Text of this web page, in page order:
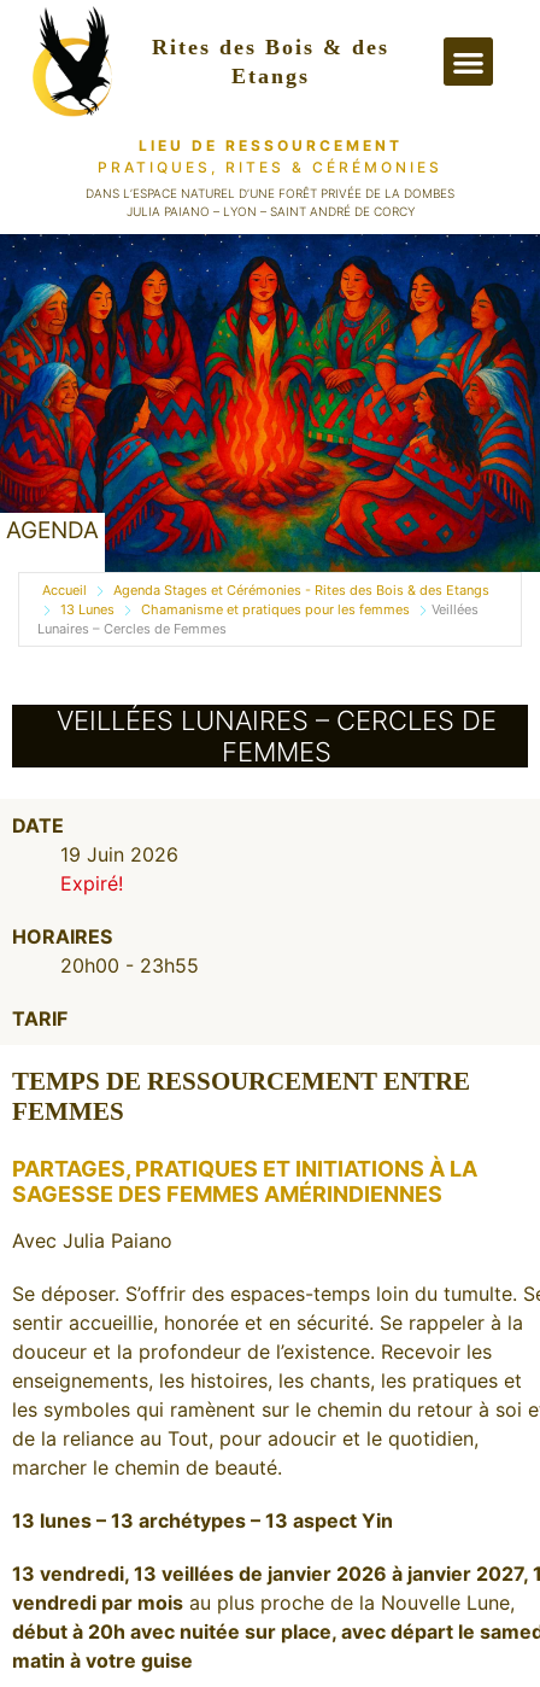
Rites des Bois & des
Etangs
LIEU DE RESSOURCEMENT
PRATIQUES, RITES & CÉRÉMONIES
DANS L’ESPACE NATUREL D’UNE FORÊT PRIVÉE DE LA DOMBES
JULIA PAIANO – LYON – SAINT ANDRÉ DE CORCY
AGENDA
Accueil
Agenda Stages et Cérémonies - Rites des Bois & des Etangs
13 Lunes
Chamanisme et pratiques pour les femmes
Veillées
Lunaires – Cercles de Femmes
VEILLÉES LUNAIRES – CERCLES DE
FEMMES
DATE
19 Juin 2026
Expiré!
HORAIRES
20h00 - 23h55
TARIF
TEMPS DE RESSOURCEMENT ENTRE
FEMMES
PARTAGES, PRATIQUES ET INITIATIONS À LA
SAGESSE DES FEMMES AMÉRINDIENNES
Avec Julia Paiano
Se déposer. S’offrir des espaces-temps loin du tumulte.
sentir accueillie, honorée et en sécurité. Se rappeler à la
douceur et la profondeur de l’existence. Recevoir les
enseignements, les histoires, les chants, les pratiques et
les symboles qui ramènent sur le chemin du retour à soi
de la reliance au Tout, pour adoucir et le quotidien,
marcher le chemin de beauté.
13 lunes – 13 archétypes – 13 aspect Yin
13 vendredi, 13 veillées de janvier 2026 à janvier 2027,
vendredi par mois au plus proche de la Nouvelle Lune,
début à 20h avec nuitée sur place, avec départ le
matin à votre guise